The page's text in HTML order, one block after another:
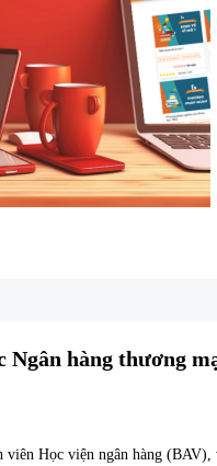
Ngân hàng thương
viên Học viện ngân hàng